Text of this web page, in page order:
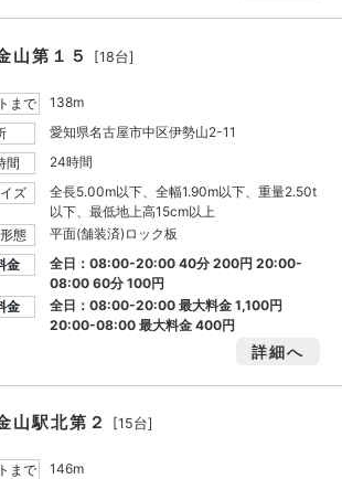
山第１５ [18台]
まで
138m
愛知県名古屋市中区伊勢山2-11
間
24時間
ズ
全長5.00m以下、全幅1.90m以下、重量2.50t
以下、最低地上高15cm以上
態
平面(舗装済)ロック板
金
全日：08:00-20:00 40分 200円 20:00-
08:00 60分 100円
金
全日：08:00-20:00 最大料金1,100円
20:00-08:00 最大料金400円
詳細へ
山駅北第２ [15台]
まで
146m